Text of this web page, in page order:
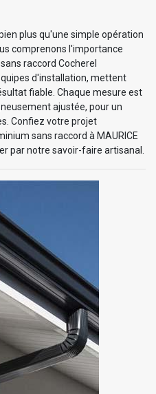
plus qu'une simple opération
comprenons l'importance
raccord Cocherel
d'installation, mettent
fiable. Chaque mesure est
ajustée, pour un
Confiez votre projet
sans raccord à MAURICE
par notre savoir-faire artisanal.